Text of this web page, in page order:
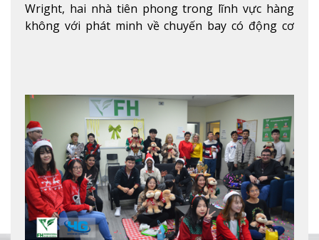
Wright, hai nhà tiên phong trong lĩnh vực hàng
không với phát minh về chuyến bay có động cơ